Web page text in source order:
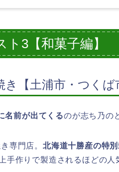
3【和菓子編】
【土浦市・つくば
名前が出てくるのが志ち乃の
専門店。 北海道十勝産の特
作りで製造されるほどの人